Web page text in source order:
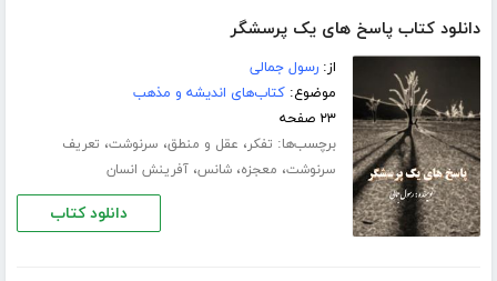
دانلود کتاب پاسخ های یک پرسشگر
از:رسول جمالی
موضوع:کتاب‌های اندیشه و مذهب
۲۳ صفحه
برچسب‌ها: تفکر، عقل و منطق، سرنوشت، تعریف
سرنوشت، معجزه،شانس،آفرینش انسان
دانلود کتاب